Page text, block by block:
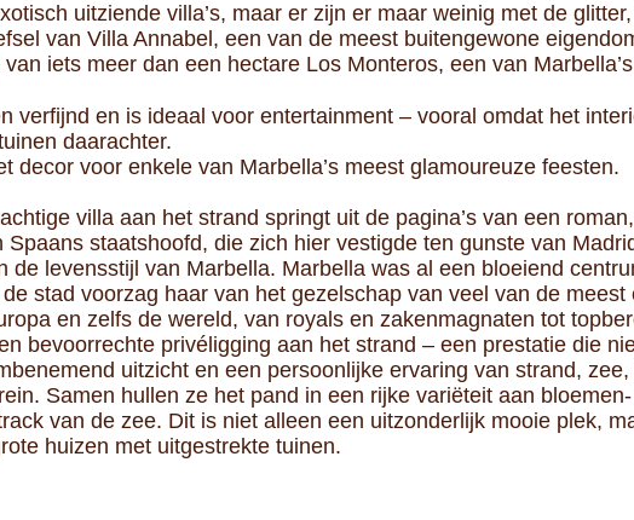
uitziende villa’s, maar er zijn er maar weinig met de
van Villa Annabel, een van de meest buitengewone
iets meer dan een hectare Los Monteros, een van
verfijnd en is ideaal voor entertainment – vooral omdat het
daarachter.
decor voor enkele van Marbella’s meest glamoureuze feesten.
villa aan het strand springt uit de pagina’s van een
Spaans staatshoofd, die zich hier vestigde ten gunste van
de levensstijl van Marbella. Marbella was al een bloeiend
stad voorzag haar van het gezelschap van veel van de
en zelfs de wereld, van royals en zakenmagnaten tot
bevoorrechte privéligging aan het strand – een prestatie die
uitzicht en een persoonlijke ervaring van strand,
Samen hullen ze het pand in een rijke variëteit aan
van de zee. Dit is niet alleen een uitzonderlijk mooie plek,
huizen met uitgestrekte tuinen.